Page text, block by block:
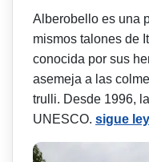
Alberobello es una
mismos talones de
conocida por sus
asemeja a las
trulli. Desde 1996,
UNESCO. sigue